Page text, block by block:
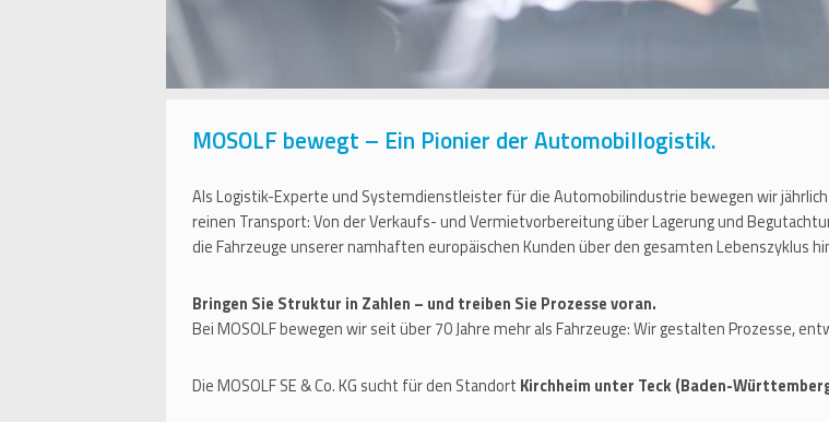
MOSOLF bewegt – Ein Pionier der Automobillogistik.
Als Logistik-Experte und Systemdienstleister für die Automobilindustrie bewegen wir
reinen Transport: Von der Verkaufs- und Vermietvorbereitung über Lagerung und
die Fahrzeuge unserer namhaften europäischen Kunden über den gesamten Lebenszyklus
Bringen Sie Struktur in Zahlen – und treiben Sie Prozesse voran.
Bei MOSOLF bewegen wir seit über 70 Jahre mehr als Fahrzeuge: Wir gestalten Prozesse,
Die MOSOLF SE & Co. KG sucht für den Standort Kirchheim unter Teck (Baden-